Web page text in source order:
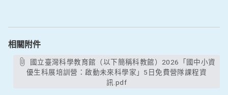
相關附件
優生科展培訓營：啟動未來科學家」5日免費營隊課程資
訊.pdf